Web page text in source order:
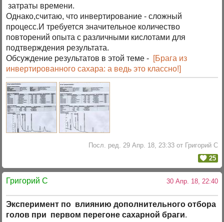
затраты времени.
Однако,считаю, что инвертирование - сложный
процесс.И требуется значительное количество
повторений опыта с различными кислотами для
подтверждения результата.
Обсуждение результатов в этой теме - [Брага из
инвертированного сахара: а ведь это классно!]
Посл. ред. 29 Апр. 18, 23:33 от Григорий C
25
Григорий C 30 Апр. 18, 22:40
Эксперимент по влиянию дополнительного отбора
голов при первом перегоне сахарной браги.